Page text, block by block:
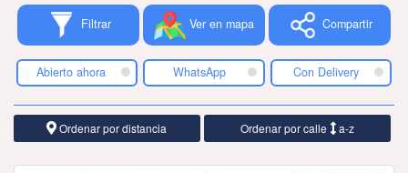
Tiendacores
Contactenos
Filtrar Ver en mapa Compartir
Abierto ahora WhatsApp Con Delivery
Ordenar por distancia Ordenar por calle a-z